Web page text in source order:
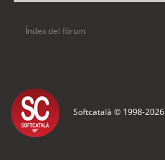
Índex del fòrum
Softcatalà © 1998-2026